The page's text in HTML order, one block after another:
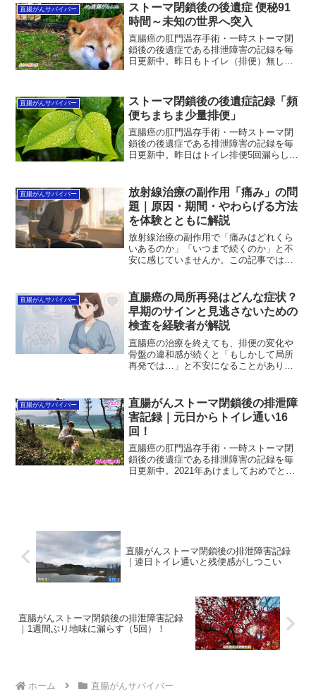
直腸がんサバイバー
ストーマ閉鎖後の後遺症 便秘91
時間～未知の世界へ突入
直腸癌の肛門温存手術・一時ストーマ閉
鎖後の後遺症である排泄障害の記録を毎
日更新中。昨日もトイレ（排便）無し（3
夫か？しかし、相変わらず未だに便意が
無いんだよな。。(;...
直腸がんサバイバー
ストーマ閉鎖後の後遺症記録「頻
便ちまちま少量排便」
直腸癌の肛門温存手術・一時ストーマ閉
鎖後の後遺症である排泄障害の記録を毎
日更新中。昨日はトイレ排便5回漏らし無
ザリしませんでしたけど。肛門痛は何と
か大丈夫でした（ウォシ...
直腸がんサバイバー
放射線治療の副作用「痛み」の問
題｜原因・期間・やわらげる方法
を体験とともに解説
放射線治療の副作用で「痛みはどれくら
いあるのか」「いつまで続くのか」と不
安に感じていませんか。この記事では、
しています。つらい症状と向き合うため
のヒントを知ることで、少しでも安心し
て過ごせるようになります。まずは正し
い知識から、一緒に整理していきましょ
う。
直腸がんサバイバー
直腸癌の局所再発はどんな症状？
早期のサインと見逃さないための
検査を経験者が解説
直腸癌の治療を終えても、排便の変化や
骨盤の違和感が続くと「もしかして局所
再発では…」と不安になることがありま
まで、専門的な視点とサバイバーとして
の実感を交えて丁寧に解説します。判断
の材料を知ることで、必要以上に怖がら
ず、自分の体と向き合いやすくなるはず
です。まずは一緒に、落ち着いて整理し
ていきましょう。
直腸がんサバイバー
直腸がんストーマ閉鎖後の排泄障
害記録｜元日からトイレ通い16
回！
直腸癌の肛門温存手術・一時ストーマ閉
鎖後の後遺症である排泄障害の記録を毎
日更新中。2021年あけましておめでとう
直腸がんストーマ閉鎖後の排泄障害記録
｜連日トイレ通いと残便感がしつこい
直腸がんストーマ閉鎖後の排泄障害記録
｜1週間ぶり地味に漏らす（5回）！
ホーム 直腸がんサバイバー